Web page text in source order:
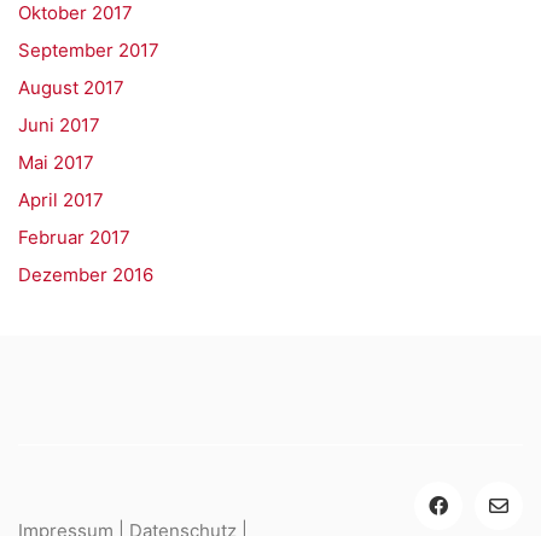
Oktober 2017
September 2017
August 2017
Juni 2017
Mai 2017
April 2017
Februar 2017
Dezember 2016
Impressum Datenschutz